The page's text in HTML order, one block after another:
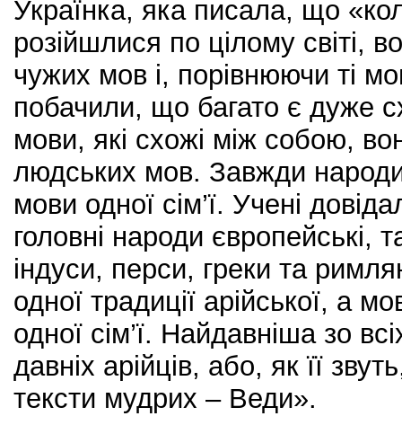
Українка, яка писала, що
розійшлися по цілому світі,
чужих мов і, порівнюючи ті
побачили, що багато є дуже
мови, які схожі між собою,
людських мов. Завжди
мови одної сім’ї. Учені
головні народи європейські,
індуси, перси, греки та
одної традиції арійської, а
одної сім’ї. Найдавніша зо
давніх арійців, або, як її
тексти мудрих – Веди».